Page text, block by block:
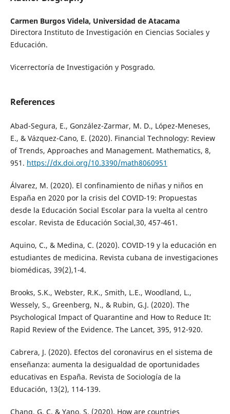
Carmen Burgos Videla, Universidad de Atacama
Directora Instituto de Investigación en Ciencias Sociales y
Educación.
Vicerrectoría de Investigación y Posgrado.
References
Abad-Segura, E., González-Zarmar, M. D., López-Meneses,
E., & Vázquez-Cano, E. (2020). Financial Technology: Review
of Trends, Approaches and Management. Mathematics, 8,
951. https://dx.doi.org/10.3390/math8060951
Álvarez, M. (2020). El confinamiento de niñas y niños en
España en 2020 por la crisis del COVID-19: Propuestas
desde la Educación Social Escolar para la vuelta al centro
escolar. Revista de Educación Social,30, 457-461.
Aquino, C., & Medina, C. (2020). COVID-19 y la educación en
estudiantes de medicina. Revista cubana de investigaciones
biomédicas, 39(2),1-4.
Brooks, S.K., Webster, R.K., Smith, L.E., Woodland, L.,
Wessely, S., Greenberg, N., & Rubin, G.J. (2020). The
Psychological Impact of Quarantine and How to Reduce It:
Rapid Review of the Evidence. The Lancet, 395, 912-920.
Cabrera, J. (2020). Efectos del coronavirus en el sistema de
enseñanza: aumenta la desigualdad de oportunidades
educativas en España. Revista de Sociología de la
Educación, 13(2), 114-139.
Chang, G. C. & Yano, S. (2020). How are countries